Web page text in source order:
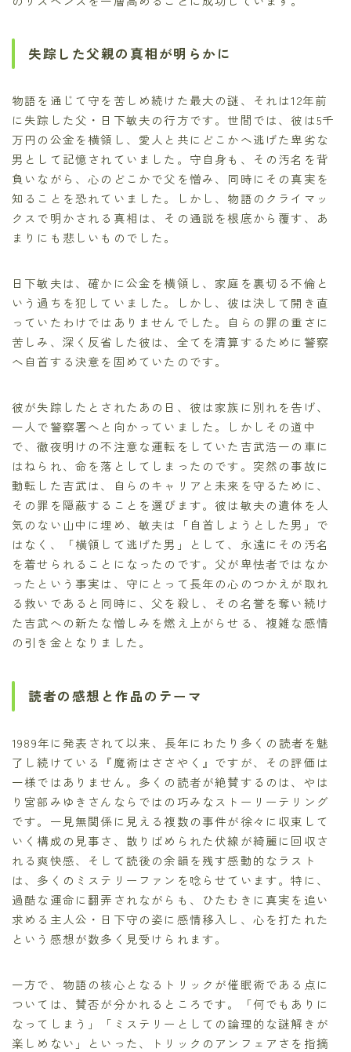
失踪した父親の真相が明らかに
物語を通じて守を苦しめ続けた最大の謎、それは12年前
に失踪した父・日下敏夫の行方です。世間では、彼は5千
万円の公金を横領し、愛人と共にどこかへ逃げた卑劣な
男として記憶されていました。守自身も、その汚名を背
負いながら、心のどこかで父を憎み、同時にその真実を
知ることを恐れていました。しかし、物語のクライマッ
クスで明かされる真相は、その通説を根底から覆す、あ
まりにも悲しいものでした。
日下敏夫は、確かに公金を横領し、家庭を裏切る不倫と
いう過ちを犯していました。しかし、彼は決して開き直
っていたわけではありませんでした。自らの罪の重さに
苦しみ、深く反省した彼は、全てを清算するために警察
へ自首する決意を固めていたのです。
彼が失踪したとされたあの日、彼は家族に別れを告げ、
一人で警察署へと向かっていました。しかしその道中
で、徹夜明けの不注意な運転をしていた吉武浩一の車に
はねられ、命を落としてしまったのです。突然の事故に
動転した吉武は、自らのキャリアと未来を守るために、
その罪を隠蔽することを選びます。彼は敏夫の遺体を人
気のない山中に埋め、敏夫は「自首しようとした男」で
はなく、「横領して逃げた男」として、永遠にその汚名
を着せられることになったのです。父が卑怯者ではなか
ったという事実は、守にとって長年の心のつかえが取れ
る救いであると同時に、父を殺し、その名誉を奪い続け
た吉武への新たな憎しみを燃え上がらせる、複雑な感情
の引き金となりました。
読者の感想と作品のテーマ
1989年に発表されて以来、長年にわたり多くの読者を魅
了し続けている『魔術はささやく』ですが、その評価は
一様ではありません。多くの読者が絶賛するのは、やは
り宮部みゆきさんならではの巧みなストーリーテリング
です。一見無関係に見える複数の事件が徐々に収束して
いく構成の見事さ、散りばめられた伏線が綺麗に回収さ
れる爽快感、そして読後の余韻を残す感動的なラスト
は、多くのミステリーファンを唸らせています。特に、
過酷な運命に翻弄されながらも、ひたむきに真実を追い
求める主人公・日下守の姿に感情移入し、心を打たれた
という感想が数多く見受けられます。
一方で、物語の核心となるトリックが催眠術である点に
ついては、賛否が分かれるところです。「何でもありに
なってしまう」「ミステリーとしての論理的な謎解きが
楽しめない」といった、トリックのアンフェアさを指摘